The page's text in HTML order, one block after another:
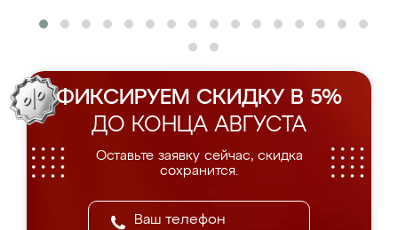
ФИКСИРУЕМ СКИДКУ В 5%
ДО КОНЦА АВГУСТА
Оставьте заявку сейчас, скидка
сохранится.